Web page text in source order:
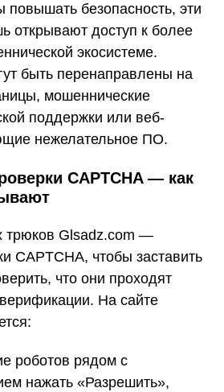
повышать безопасность, эти
открывают доступ к более
экосистеме.
быть перенаправлены на
мошеннические
поддержки или веб-
нежелательное ПО.
CAPTCHA — как
Glsadz.com —
CAPTCHA, чтобы заставить
что они проходят
На сайте
роботов рядом с
нажать «Разрешить»,